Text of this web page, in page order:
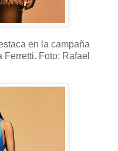
en la campaña
Foto: Rafael